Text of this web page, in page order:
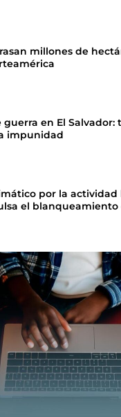
millones de
guerra en El Salvador:
impunidad
por la actividad
el blanqueamiento